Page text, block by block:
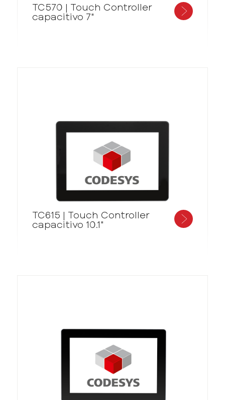
TC570 | Touch Controller
capacitivo 7"
TC615 | Touch Controller
capacitivo 10.1"